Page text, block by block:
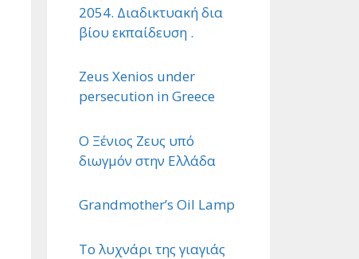
2054. Διαδικτυακή δια
βίου εκπαίδευση .
Zeus Xenios under
persecution in Greece
Ο Ξένιος Ζευς υπό
διωγμόν στην Ελλάδα
Grandmother’s Oil Lamp
Το λυχνάρι της γιαγιάς